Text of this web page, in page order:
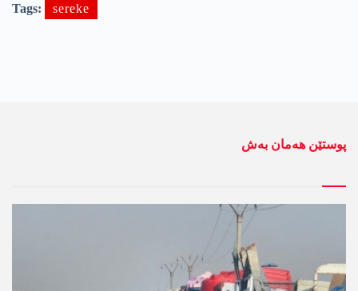
Tags: sereke
پوستێن ھەمان بەش